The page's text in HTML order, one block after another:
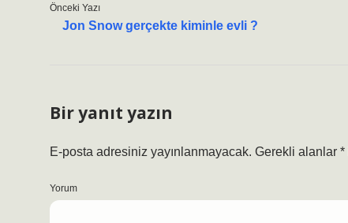
Önceki Yazı
Jon Snow gerçekte kiminle evli ?
Bir yanıt yazın
E-posta adresiniz yayınlanmayacak. Gerekli alanlar *
Yorum